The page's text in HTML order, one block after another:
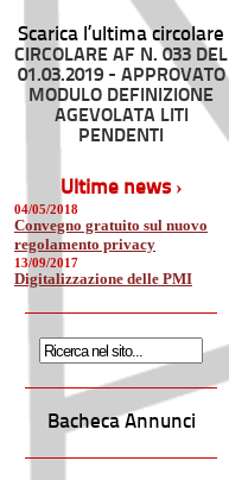
Scarica l’ultima circolare
CIRCOLARE AF N. 033 DEL
01.03.2019 - APPROVATO
MODULO DEFINIZIONE
AGEVOLATA LITI
PENDENTI
Ultime news ›
04/05/2018
Convegno gratuito sul nuovo
regolamento privacy
13/09/2017
Digitalizzazione delle PMI
Bacheca Annunci